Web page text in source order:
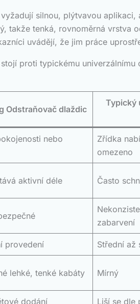
silnou, plýtvavou
takže tenká, rovnoměrná
uvádějí, že jim práce
proti typickému
Odstraňovač dlaždic
Typický
nebo
Zřídka
omezeno
aktivní déle Často
zabarvení
provedení Střední až
lehké, tenké kabáty Mírný
dodání Liší se dle